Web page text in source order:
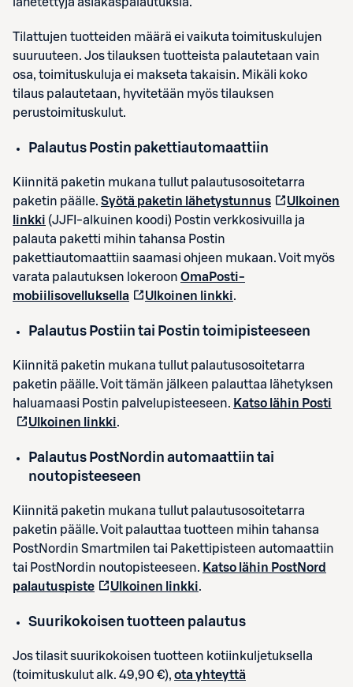
Tilattujen tuotteiden määrä ei vaikuta toimituskulujen
suuruuteen. Jos tilauksen tuotteista palautetaan vain
osa, toimituskuluja ei makseta takaisin. Mikäli koko
tilaus palautetaan, hyvitetään myös tilauksen
perustoimituskulut.
Palautus Postin pakettiautomaattiin
Kiinnitä paketin mukana tullut palautusosoitetarra
paketin päälle. Syötä paketin lähetystunnus
Ulkoinen
linkki (JJFI-alkuinen koodi) Postin verkkosivuilla ja
palauta paketti mihin tahansa Postin
pakettiautomaattiin saamasi ohjeen mukaan. Voit myös
varata palautuksen lokeroon OmaPosti-
mobiilisovelluksella
Ulkoinen linkki.
Palautus Postiin tai Postin toimipisteeseen
Kiinnitä paketin mukana tullut palautusosoitetarra
paketin päälle. Voit tämän jälkeen palauttaa lähetyksen
haluamaasi Postin palvelupisteeseen. Katso lähin Posti
Ulkoinen linkki.
Palautus PostNordin automaattiin tai
noutopisteeseen
Kiinnitä paketin mukana tullut palautusosoitetarra
paketin päälle. Voit palauttaa tuotteen mihin tahansa
PostNordin Smartmilen tai Pakettipisteen automaattiin
tai PostNordin noutopisteeseen. Katso lähin PostNord
palautuspiste
Ulkoinen linkki.
Suurikokoisen tuotteen palautus
Jos tilasit suurikokoisen tuotteen kotiinkuljetuksella
(toimituskulut alk. 49,90 €), ota yhteyttä